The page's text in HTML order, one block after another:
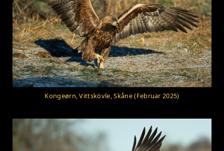
Kongeørn, Vittskövle, Skåne (Februar 2025)